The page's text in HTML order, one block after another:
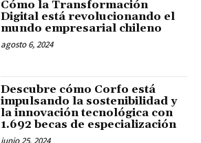
Cómo la Transformación
Digital está revolucionando el
mundo empresarial chileno
agosto 6, 2024
Descubre cómo Corfo está
impulsando la sostenibilidad y
la innovación tecnológica con
1.692 becas de especialización
junio 25, 2024